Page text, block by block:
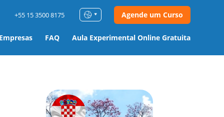
FAQ Aula Experimental Online Gratuita
+55 15 3500 8175 Agende um Curso